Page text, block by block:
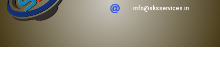
 info@sksservices.in